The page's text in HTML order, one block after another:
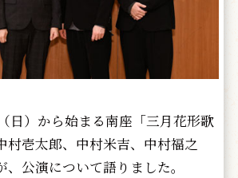
日）から始まる南座「三月花形歌
村壱太郎、中村米吉、中村福之
公演について語りました。